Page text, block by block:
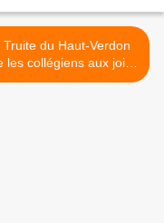
Truite du Haut-Verdon
les collégiens aux joies
de la pêche >